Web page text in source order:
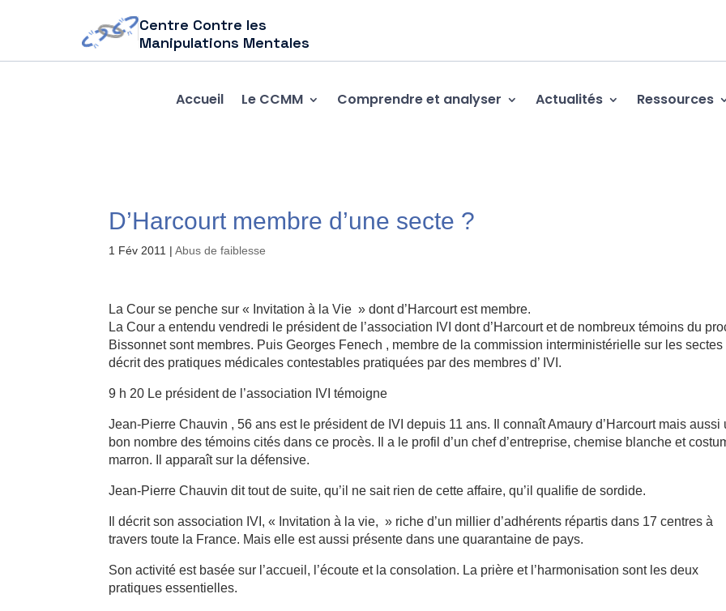
Centre Contre les
Manipulations Mentales
Accueil Le CCMM Comprendre et analyser Actualités Ressources
D’Harcourt membre d’une secte ?
1 Fév 2011 |Abus de faiblesse
La Cour se penche sur « Invitation à la Vie » dont d’Harcourt est membre.
La Cour a entendu vendredi le président de l’association IVI dont d’Harcourt et de nombreux témoins du
Bissonnet sont membres. Puis Georges Fenech , membre de la commission interministérielle sur les sectes
décrit des pratiques médicales contestables pratiquées par des membres d’ IVI.
9 h 20 Le président de l’association IVI témoigne
Jean-Pierre Chauvin , 56 ans est le président de IVI depuis 11 ans. Il connaît Amaury d’Harcourt mais aussi
bon nombre des témoins cités dans ce procès. Il a le profil d’un chef d’entreprise, chemise blanche et
marron. Il apparaît sur la défensive.
Jean-Pierre Chauvin dit tout de suite, qu’il ne sait rien de cette affaire, qu’il qualifie de sordide.
Il décrit son association IVI, « Invitation à la vie, » riche d’un millier d’adhérents répartis dans 17 centres à
travers toute la France. Mais elle est aussi présente dans une quarantaine de pays.
Son activité est basée sur l’accueil, l’écoute et la consolation. La prière et l’harmonisation sont les deux
pratiques essentielles.